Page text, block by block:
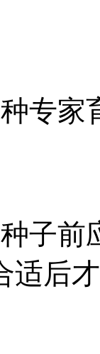
专
子前
适后